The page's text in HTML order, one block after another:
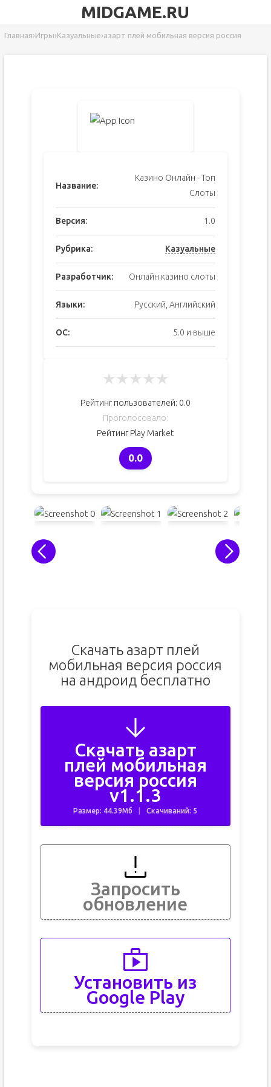
MIDGAME.RU
Главная›Игры›Казуальные›азарт плей мобильная версия россия
Название:
Казино Онлайн - Топ
Слоты
Версия: 1.0
Рубрика: Казуальные
Разработчик: Онлайн казино слоты
Языки: Русский, Английский
ОС: 5.0 и выше
★★★★★
Рейтинг пользователей: 0.0
Проголосовало:
Рейтинг Play Market
0.0
Скачать азарт плей
мобильная версия россия
на андроид бесплатно
Скачать азарт
плей мобильная
версия россия
v1.1.3
Размер: 44.39Мб Скачиваний: 5
Запросить
обновление
Установить из
Google Play